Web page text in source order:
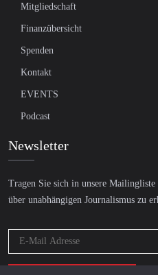
Mitgliedschaft
Finanzübersicht
Spenden
Kontakt
EVENTS
Podcast
Newsletter
Tragen Sie sich in unsere
über unabhängigen Journalismus zu